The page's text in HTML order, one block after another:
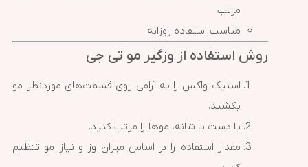
مرتب
مناسب استفاده روزانه
روش استفاده از وزگیر مو تی جی
استیک واکس را به آرامی روی قسمت‌های موردنظر مو
بکشید.
با دست یا شانه، موها را مرتب کنید.
مقدار استفاده را بر اساس میزان وز و نیاز مو تنظیم